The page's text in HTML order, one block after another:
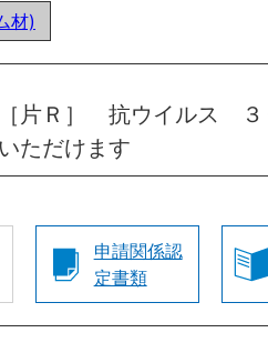
材)
［片Ｒ］ 抗ウイルス
ただけます
申請関係認
定書類